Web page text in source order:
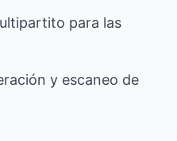
para las
y escaneo de